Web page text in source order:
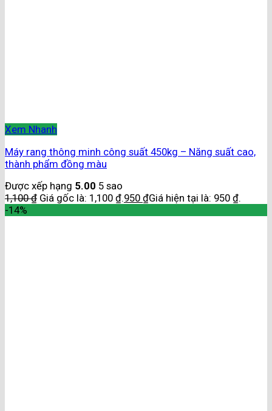
Xem Nhanh
Máy rang thông minh công suất 450kg – Năng suất cao,
thành phẩm đồng màu
Được xếp hạng 5.00 5 sao
1,100₫ Giá gốc là: 1,100 ₫.950 ₫Giá hiện tại là: 950 ₫.
-14%